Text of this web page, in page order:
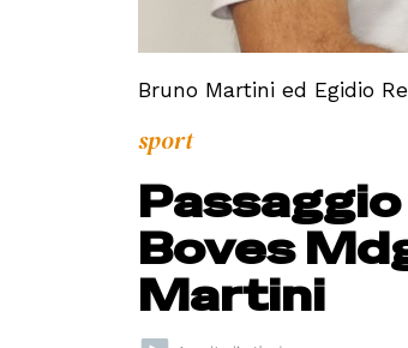
Bruno Martini ed Egidio Re
sport
Boves
Martini